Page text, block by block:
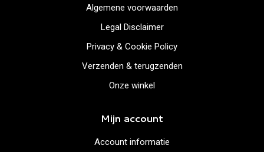
Algemene voorwaarden
Legal Disclaimer
Privacy & Cookie Policy
Verzenden & terugzenden
Onze winkel
Mijn account
Account informatie